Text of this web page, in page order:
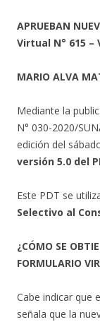
APRUEBAN
Virtual N° 615 –
MARIO ALVA
Mediante la
N° 030-2020/
edición del
versión 5.0 del
Este PDT se
Selectivo al
¿CÓMO SE
FORMULARIO
Cabe indicar que
señala que la